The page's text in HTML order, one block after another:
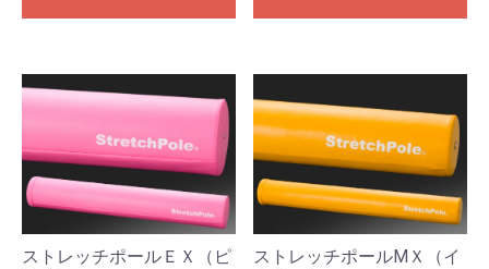
ストレッチポールＥＸ（ピ
ストレッチポールMＸ（イ